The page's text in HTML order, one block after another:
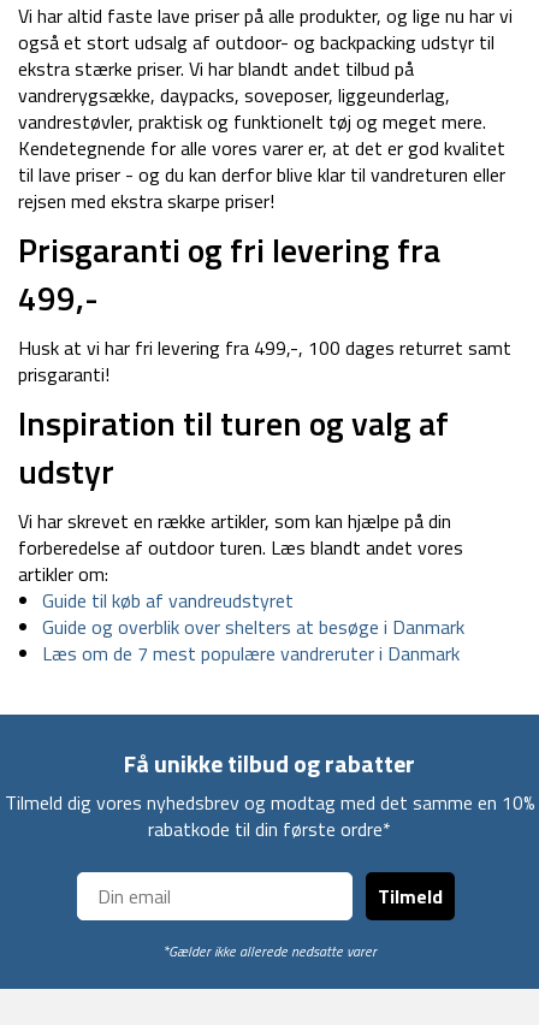
Vi har altid faste lave priser på alle produkter, og lige nu har vi
også et stort udsalg af outdoor- og backpacking udstyr til
ekstra stærke priser. Vi har blandt andet tilbud på
vandrerygsække, daypacks, soveposer, liggeunderlag,
vandrestøvler, praktisk og funktionelt tøj og meget mere.
Kendetegnende for alle vores varer er, at det er god kvalitet
til lave priser - og du kan derfor blive klar til vandreturen eller
rejsen med ekstra skarpe priser!
Prisgaranti og fri levering fra
499,-
Husk at vi har fri levering fra 499,-, 100 dages returret samt
prisgaranti!
Inspiration til turen og valg af
udstyr
Vi har skrevet en række artikler, som kan hjælpe på din
forberedelse af outdoor turen. Læs blandt andet vores
artikler om:
Guide til køb af vandreudstyret
Guide og overblik over shelters at besøge i Danmark
Læs om de 7 mest populære vandreruter i Danmark
Få unikke tilbud og rabatter
Tilmeld dig vores nyhedsbrev og modtag med det samme en 10%
rabatkode til din første ordre*
Tilmeld
*Gælder ikke allerede nedsatte varer